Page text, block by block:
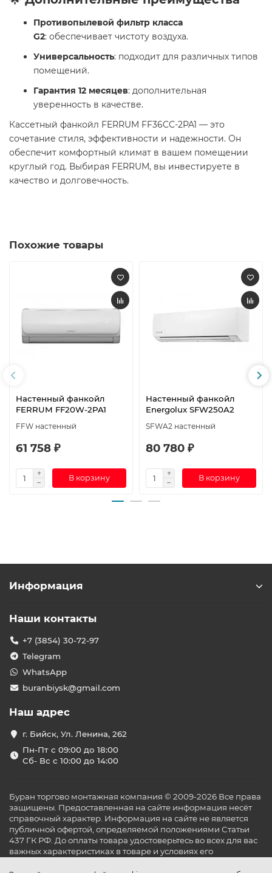
Противопылевой фильтр класса
G2: обеспечивает чистоту воздуха.
Универсальность: подходит для различных типов
помещений.
Гарантия 12 месяцев: дополнительная
уверенность в качестве.
Кассетный фанкойл FERRUM FF36CC-2PA1 — это
сочетание стиля, эффективности и надежности. Он
обеспечит комфортный климат в вашем помещении
круглый год. Выбирая FERRUM, вы инвестируете в
качество и долговечность.
Похожие товары
Настенный фанкойл
FERRUM FF20W-2PA1
FFW настенный
61 758 ₽
В корзину
Настенный фанкойл
Energolux SFW250A2
SFWA2 настенный
80 780 ₽
В корзину
Информация
Наши контакты
+7 (3854) 30-72-97
Telegram
WhatsApp
buranbiysk@gmail.com
Наш адрес
г. Бийск, Ул. Ленина, 262
Пн-Пт с 09:00 до 18:00
Сб- Вс с 10:00 до 14:00
Буран торгово монтажная компания © 2009-2026 Все права
защищены. Предоставленная на сайте информация несёт
справочный характер. Информация на сайте не является
публичной офертой, определяемой положениями Статьи
437 ГК РФ. До оплаты товара удостоверьтесь во всех для вас
важных характеристиках в товаре и условиях его